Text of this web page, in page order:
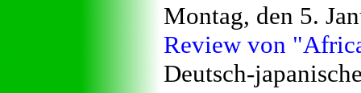
Montag, den 5.
Review von
Deutsch-